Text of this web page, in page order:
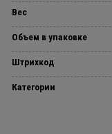
Вес
Объем в упаковке
Штрихкод
Категории